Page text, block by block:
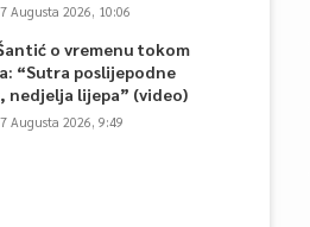
Augusta 2026, 10:06
o vremenu tokom
“Sutra poslijepodne
nedjelja lijepa” (video)
Augusta 2026, 9:49